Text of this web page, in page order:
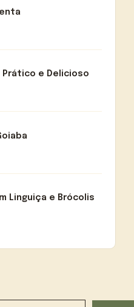
Prático e Delicioso
Linguiça e Brócolis